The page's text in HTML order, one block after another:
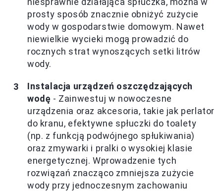
prosty sposób znacznie obniżyć zużycie
wody w gospodarstwie domowym. Nawet
niewielkie wycieki mogą prowadzić do
rocznych strat wynoszących setki litrów
wody.
Instalacja urządzeń oszczędzających
wodę - Zainwestuj w nowoczesne
urządzenia oraz akcesoria, takie jak perlator
do kranu, efektywne spłuczki do toalety
(np. z funkcją podwójnego spłukiwania)
oraz zmywarki i pralki o wysokiej klasie
energetycznej. Wprowadzenie tych
rozwiązań znacząco zmniejsza zużycie
wody przy jednoczesnym zachowaniu